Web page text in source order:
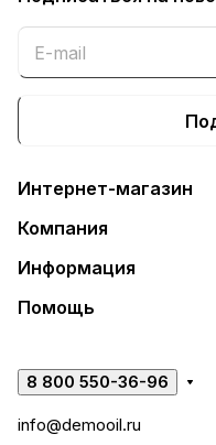
Интернет-магазин
Компания
Информация
Помощь
8 800 550-36-96
info@demooil.ru